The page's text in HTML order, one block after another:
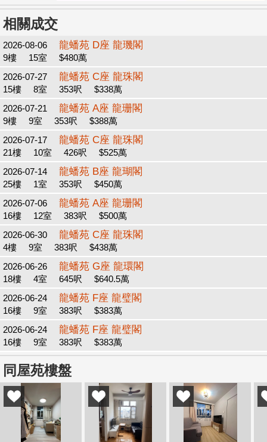
相關成交
2026-08-06 龍蟠苑 D座 龍璣閣
9樓 15室
$480萬
2026-07-27
龍蟠苑 C座 龍珠閣
15樓 8室 353呎
$338萬
2026-07-21
龍蟠苑 A座 龍珊閣
9樓 9室 353呎
$388萬
2026-07-17
龍蟠苑 C座 龍珠閣
21樓 10室 426呎
$525萬
2026-07-14
龍蟠苑 B座 龍瑚閣
25樓 1室 353呎
$450萬
2026-07-06
龍蟠苑 A座 龍珊閣
16樓 12室 383呎
$500萬
2026-06-30
龍蟠苑 C座 龍珠閣
4樓 9室 383呎
$438萬
2026-06-26
龍蟠苑 G座 龍環閣
18樓 4室 645呎
$640.5萬
2026-06-24
龍蟠苑 F座 龍璧閣
16樓 9室 383呎
$383萬
2026-06-24
龍蟠苑 F座 龍璧閣
16樓 9室 383呎 $383萬
同屋苑樓盤